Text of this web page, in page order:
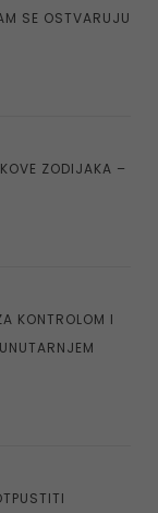
SE OSTVARUJU
ZODIJAKA –
KONTROLOM I